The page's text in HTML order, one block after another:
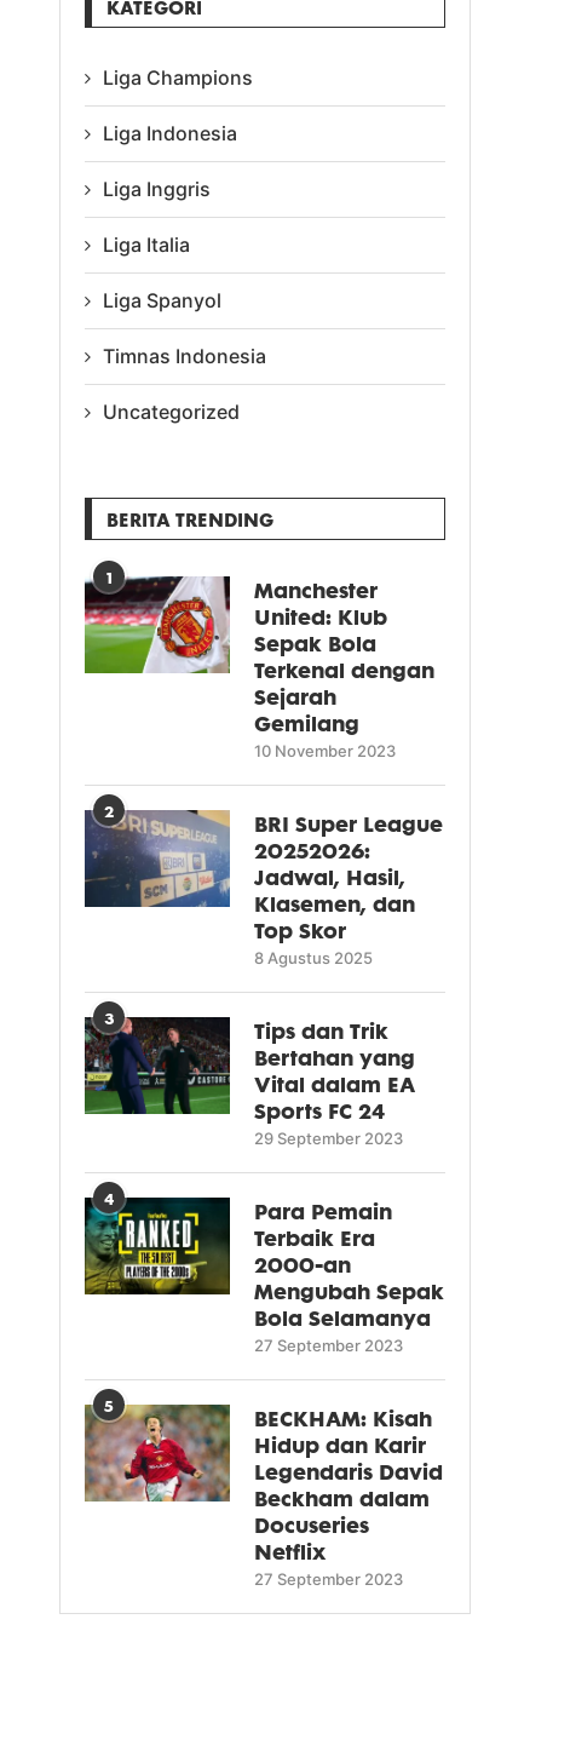
KATEGORI
Liga Champions
Liga Indonesia
Liga Inggris
Liga Italia
Liga Spanyol
Timnas Indonesia
Uncategorized
BERITA TRENDING
1
Manchester
United: Klub
Sepak Bola
Terkenal dengan
Sejarah
Gemilang
10 November 2023
2
BRI Super League
20252026:
Jadwal, Hasil,
Klasemen, dan
Top Skor
8 Agustus 2025
3
Tips dan Trik
Bertahan yang
Vital dalam EA
Sports FC 24
29 September 2023
4
Para Pemain
Terbaik Era
2000-an
Mengubah Sepak
Bola Selamanya
27 September 2023
5
BECKHAM: Kisah
Hidup dan Karir
Legendaris David
Beckham dalam
Docuseries
Netflix
27 September 2023